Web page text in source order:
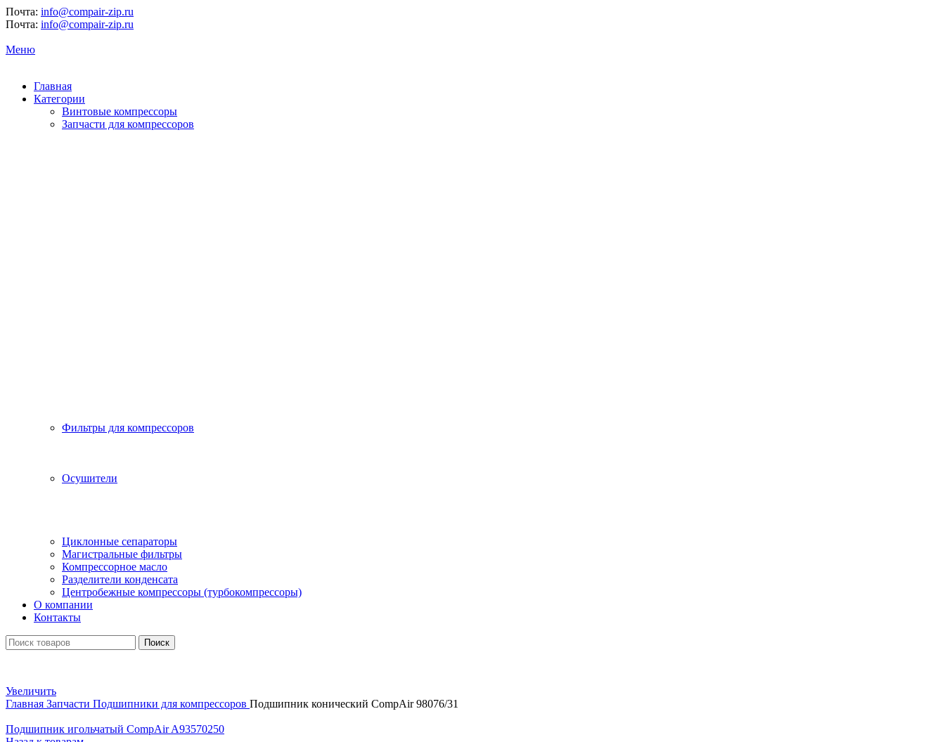
Почта: info@compair-zip.ru
Почта: info@compair-zip.ru
Меню
Главная
Категории
Винтовые компрессоры
Запчасти для компрессоров
Фильтры для компрессоров
Осушители
Циклонные сепараторы
Магистральные фильтры
Компрессорное масло
Разделители конденсата
Центробежные компрессоры (турбокомпрессоры)
О компании
Контакты
Поиск
Увеличить
Главная Запчасти Подшипники для компрессоров Подшипник конический CompAir 98076/31
Подшипник игольчатый CompAir A93570250